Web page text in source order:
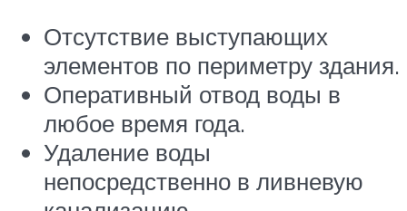
Отсутствие выступающих
элементов по периметру здания.
Оперативный отвод воды в
любое время года.
Удаление воды
непосредственно в ливневую